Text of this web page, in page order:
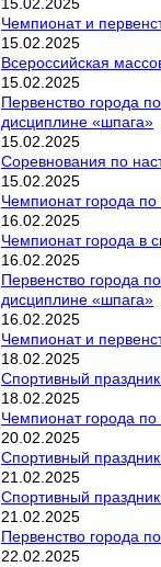
Чемпионат и
15 02 2025
Всероссийская
15 02 2025
Первенство города
дисциплине «шпага»
15 02 2025
Соревнования по
15 02 2025
Чемпионат города по
16 02 2025
Чемпионат города в
16 02 2025
Первенство города
дисциплине «шпага»
16 02 2025
Чемпионат и
18 02 2025
Спортивный
18 02 2025
Чемпионат города по
20 02 2025
Спортивный
21 02 2025
Спортивный
21 02 2025
Первенство города
22 02 2025